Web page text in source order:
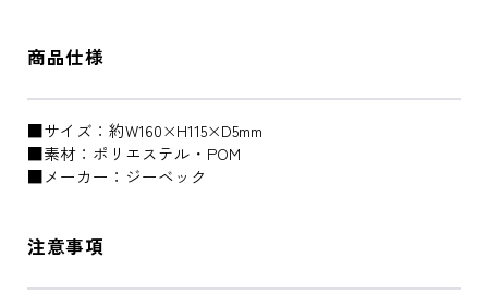
商品仕様
■サイズ：約W160×H115×D5mm
■素材：ポリエステル・POM
■メーカー：ジーベック
注意事項